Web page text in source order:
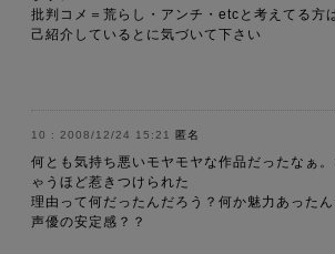
批判コメ＝荒らし・アンチ・etcと考えてる方
己紹介しているとに気づいて下さい
2008/12/24 15:21 匿名
何とも気持ち悪いモヤモヤな作品だったなぁ
ゃうほど惹きつけられた
理由って何だったんだろう？何か魅力あったん
声優の安定感？？